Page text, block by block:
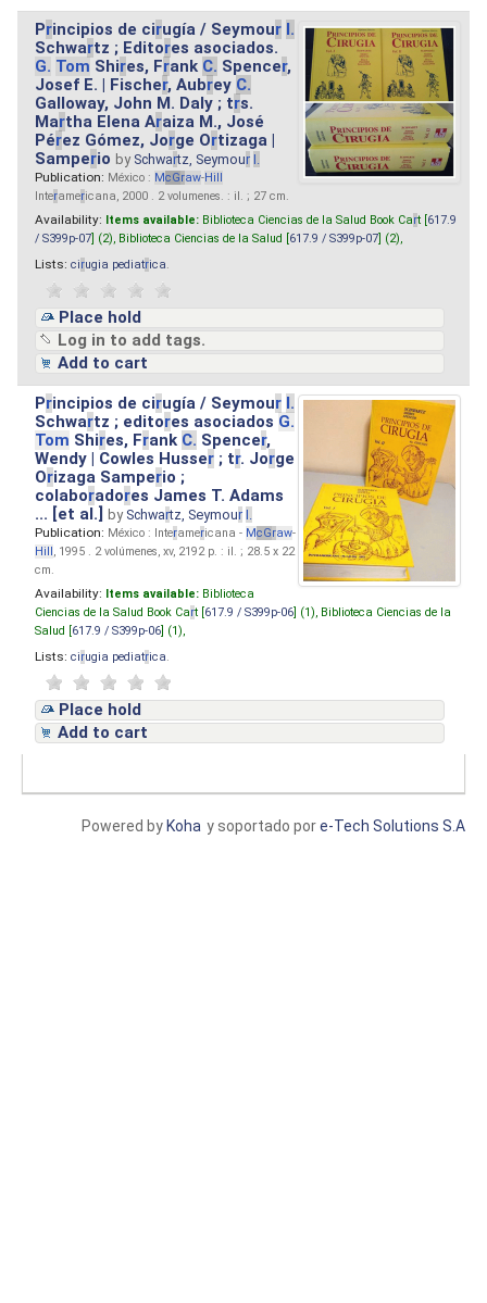
Principios de cirugía / Seymour I.
Schwartz ; Editores asociados.
G. Tom Shires, Frank C. Spencer,
Josef E. | Fischer, Aubrey C.
Galloway, John M. Daly ; trs.
Martha Elena Araiza M., José
Pérez Gómez, Jorge Ortizaga |
Samperio by Schwartz, Seymour I.
Publication: México : McGraw-Hill
Interamericana, 2000 . 2 volumenes. : il. ; 27 cm.
Availability: Items available: Biblioteca Ciencias de la Salud Book Cart [ 617.9
/ S399p-07 ] (2), Biblioteca Ciencias de la Salud [ 617.9 / S399p-07 ] (2),
Lists: cirugia pediatrica
Place hold
Log in to add tags.
Add to cart
Principios de cirugía / Seymour I.
Schwartz ; editores asociados G.
Tom Shires, Frank C. Spencer,
Wendy | Cowles Husser ; tr. Jorge
Orizaga Samperio ;
colaboradores James T. Adams
... [et al.]by Schwartz, Seymour I.
Publication: México : Interamericana - McGraw-
Hill, 1995 . 2 volúmenes, xv, 2192 p. : il. ; 28.5 x 22
cm.
Availability: Items available: Biblioteca
Ciencias de la Salud Book Cart [ 617.9 / S399p-06 ] (1), Biblioteca Ciencias de la
Salud [ 617.9 / S399p-06 ] (1),
Lists: cirugia pediatrica
Place hold
Add to cart
y soportado pore-Tech Solutions S.A
Powered by Koha